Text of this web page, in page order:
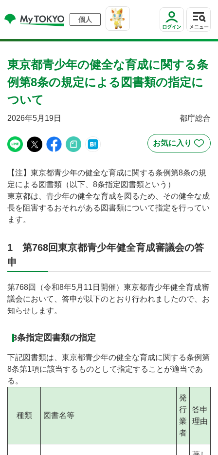
個人
東京都青少年の健全な育成に関する条
例第8条の規定による図書類の指定に
ついて
2026年5月19日 都庁総合
【注】東京都青少年の健全な育成に関する条例第8条の規
定による図書類（以下、8条指定図書類という）
東京都は、青少年の健全な育成を図るため、その健全な成
長を阻害するおそれがある図書類について指定を行ってい
ます。
1 第768回東京都青少年健全育成審議会の答
申
第768回（令和8年5月11日開催）東京都青少年健全育成審
議会において、答申が以下のとおり行われましたので、お
知らせします。
8条指定図書類の指定
下記図書類は、東京都青少年の健全な育成に関する条例第
8条第1項に該当するものとして指定することが適当であ
る。
種類 図書名等
発
行
業
者
答申
理由